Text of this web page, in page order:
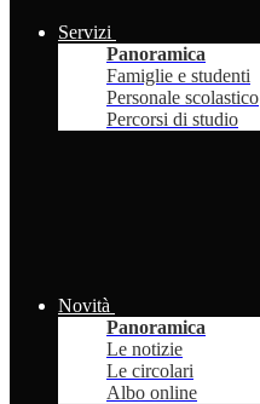
Servizi
Panoramica
Famiglie e studenti
Personale scolastico
Percorsi di studio
Novità
Panoramica
Le notizie
Le circolari
Albo online